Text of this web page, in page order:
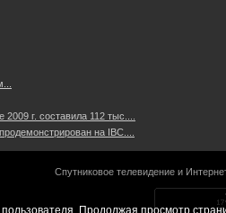
2009 г. составила 112 тыс....
на IBC....
Спутниковое телевидение и
Продолжая просмотр